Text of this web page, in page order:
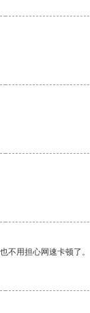
不用担心网速卡顿了。